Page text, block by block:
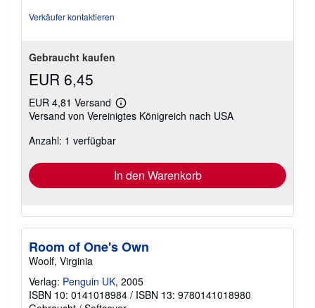
Verkäufer kontaktieren
Gebraucht kaufen
EUR 6,45
EUR 4,81 Versand
Weitere
Informationen
Versand von Vereinigtes Königreich nach USA
Anzahl: 1 verfügbar
In den Warenkorb
Room of One's Own
Woolf, Virginia
Verlag: Penguin UK, 2005
ISBN 10: 0141018984 / ISBN 13: 9780141018980